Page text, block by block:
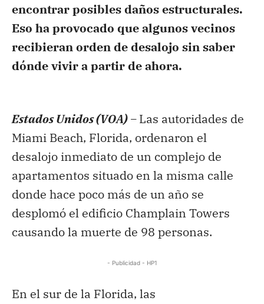
encontrar posibles daños estructurales.
Eso ha provocado que algunos vecinos
recibieran orden de desalojo sin saber
dónde vivir a partir de ahora.
Estados Unidos (VOA) –Las autoridades de
Miami Beach, Florida, ordenaron el
desalojo inmediato de un complejo de
apartamentos situado en la misma calle
donde hace poco más de un año se
desplomó el edificio Champlain Towers
causando la muerte de 98 personas.
- Publicidad - HP1
En el sur de la Florida, las